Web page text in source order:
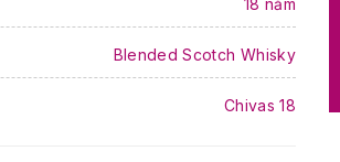
18 năm
Blended Scotch Whisky
Chivas 18